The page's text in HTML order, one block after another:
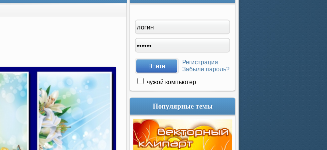
Регистрация
Забыли пароль?
чужой компьютер
Популярные темы